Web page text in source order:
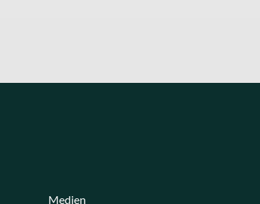
Medien